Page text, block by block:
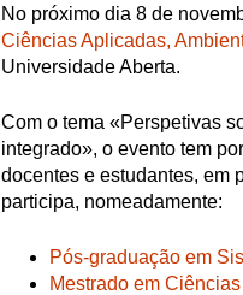
No próximo dia 8 de
Ciências Aplicadas,
Universidade Aberta.
Com o tema «Perspetivas
integrado», o evento tem
docentes e estudantes, em
participa, nomeadamente:
Pós-graduação em
Mestrado em